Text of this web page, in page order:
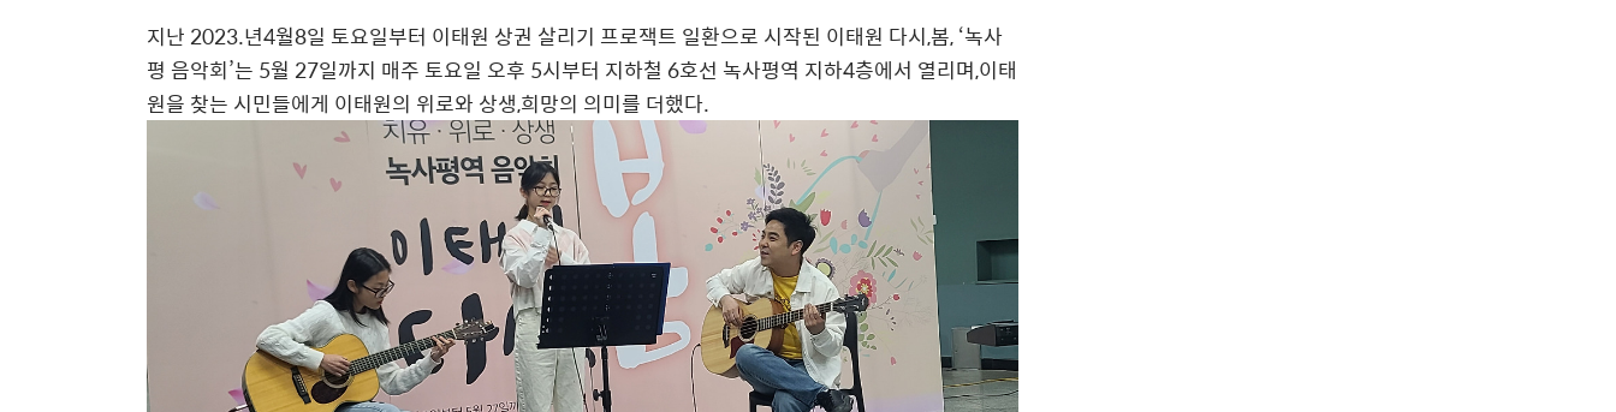
지난 2023.년4월8일 토요일부터 이태원 상권 살리기 프로잭트 일환으로 시작된 이태원 다시,봄, ‘녹사
평 음악회’는 5월 27일까지 매주 토요일 오후 5시부터 지하철 6호선 녹사평역 지하4층에서 열리며,이태
원을 찾는 시민들에게 이태원의 위로와 상생,희망의 의미를 더했다.